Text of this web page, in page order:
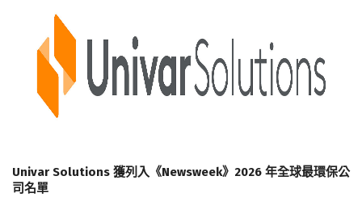
Univar Solutions 獲列入《Newsweek》2026 年全球最環保公
司名單